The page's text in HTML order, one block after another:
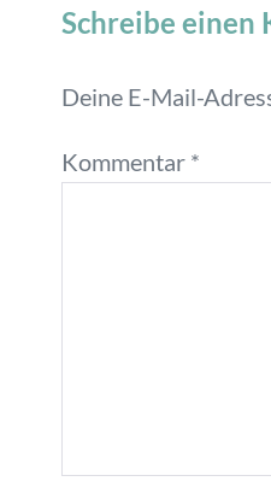
Schreibe einen
Deine E-Mail-
Kommentar *